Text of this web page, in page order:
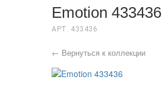
Emotion 433436
АРТ. 433436
← Вернуться к коллекции